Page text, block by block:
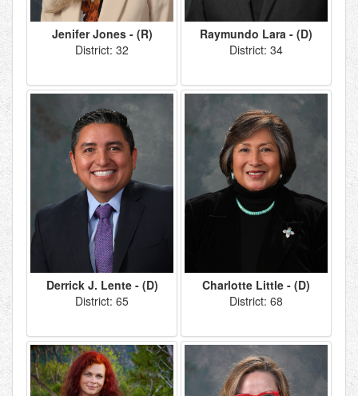
Jenifer Jones - (R)
District: 32
Raymundo Lara - (D)
District: 34
Derrick J. Lente - (D)
District: 65
Charlotte Little - (D)
District: 68